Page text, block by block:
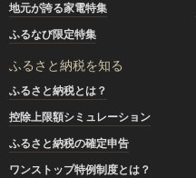
地元が誇る家電特集
ふるなび限定特集
ふるさと納税を知る
ふるさと納税とは？
控除上限額シミュレーション
ふるさと納税の確定申告
ワンストップ特例制度とは？